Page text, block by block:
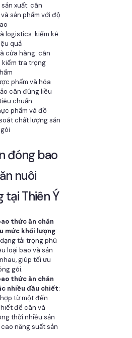
xuất: cân
sản phẩm với độ
logistics: kiểm kê
quả
cửa hàng: cân
kiểm tra trọng
phẩm và hóa
cân đúng liều
chuẩn
phẩm và đồ
chất lượng sản
đóng bao
nuôi
tại Thiên Ý
thức ăn chăn
mức khối lượng:
tải trọng phù
loại bao và sản
giúp tối ưu
gói.
thức ăn chăn
nhiều đầu chiết:
từ một đến
để cân và
thời nhiều sản
năng suất sản